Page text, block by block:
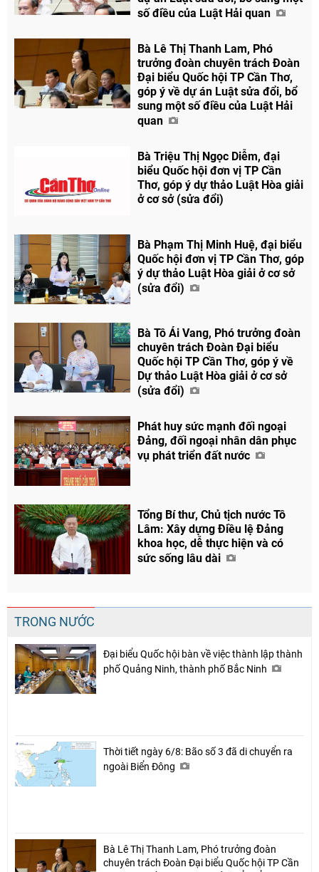
Chia sẻ
số điều của Luật Hải quan
Bà Lê Thị Thanh Lam, Phó
trưởng đoàn chuyên trách Đoàn
Đại biểu Quốc hội TP Cần Thơ,
góp ý về dự án Luật sửa đổi, bổ
sung một số điều của Luật Hải
quan
Bà Triệu Thị Ngọc Diễm, đại
biểu Quốc hội đơn vị TP Cần
Thơ, góp ý dự thảo Luật Hòa giải
ở cơ sở (sửa đổi)
Bà Phạm Thị Minh Huệ, đại biểu
Quốc hội đơn vị TP Cần Thơ, góp
ý dự thảo Luật Hòa giải ở cơ sở
(sửa đổi)
Bà Tô Ái Vang, Phó trưởng đoàn
chuyên trách Đoàn Đại biểu
Quốc hội TP Cần Thơ, góp ý về
Dự thảo Luật Hòa giải ở cơ sở
(sửa đổi)
Phát huy sức mạnh đối ngoại
Đảng, đối ngoại nhân dân phục
vụ phát triển đất nước
Tổng Bí thư, Chủ tịch nước Tô
Lâm: Xây dựng Điều lệ Đảng
khoa học, dễ thực hiện và có
sức sống lâu dài
TRONG NƯỚC
Đại biểu Quốc hội bàn về việc thành lập thành
phố Quảng Ninh, thành phố Bắc Ninh
Thời tiết ngày 6/8: Bão số 3 đã di chuyển ra
ngoài Biển Đông
Bà Lê Thị Thanh Lam, Phó trưởng đoàn
chuyên trách Đoàn Đại biểu Quốc hội TP Cần